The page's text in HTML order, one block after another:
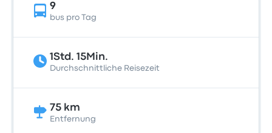
9
bus pro Tag
1Std. 15Min.
Durchschnittliche Reisezeit
75 km
Entfernung